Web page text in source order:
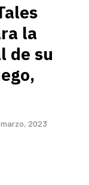
la
de su
2023